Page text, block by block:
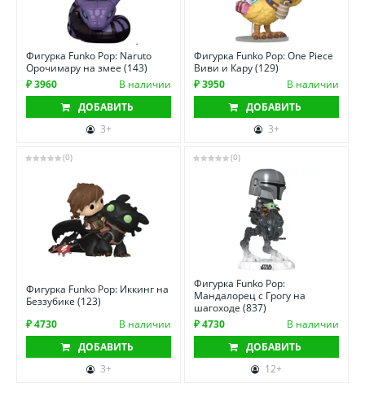
Фигурка Funko Pop: Naruto
Орочимару на змее (143)
₽ 3960
В наличии
ДОБАВИТЬ
3+
Фигурка Funko Pop: One Piece
Виви и Кару (129)
₽ 3950
В наличии
ДОБАВИТЬ
3+
(0)
Фигурка Funko Pop: Иккинг на
Беззубике (123)
₽ 4730
В наличии
ДОБАВИТЬ
3+
(0)
Фигурка Funko Pop:
Мандалорец с Грогу на
шагоходе (837)
₽ 4730
В наличии
ДОБАВИТЬ
12+